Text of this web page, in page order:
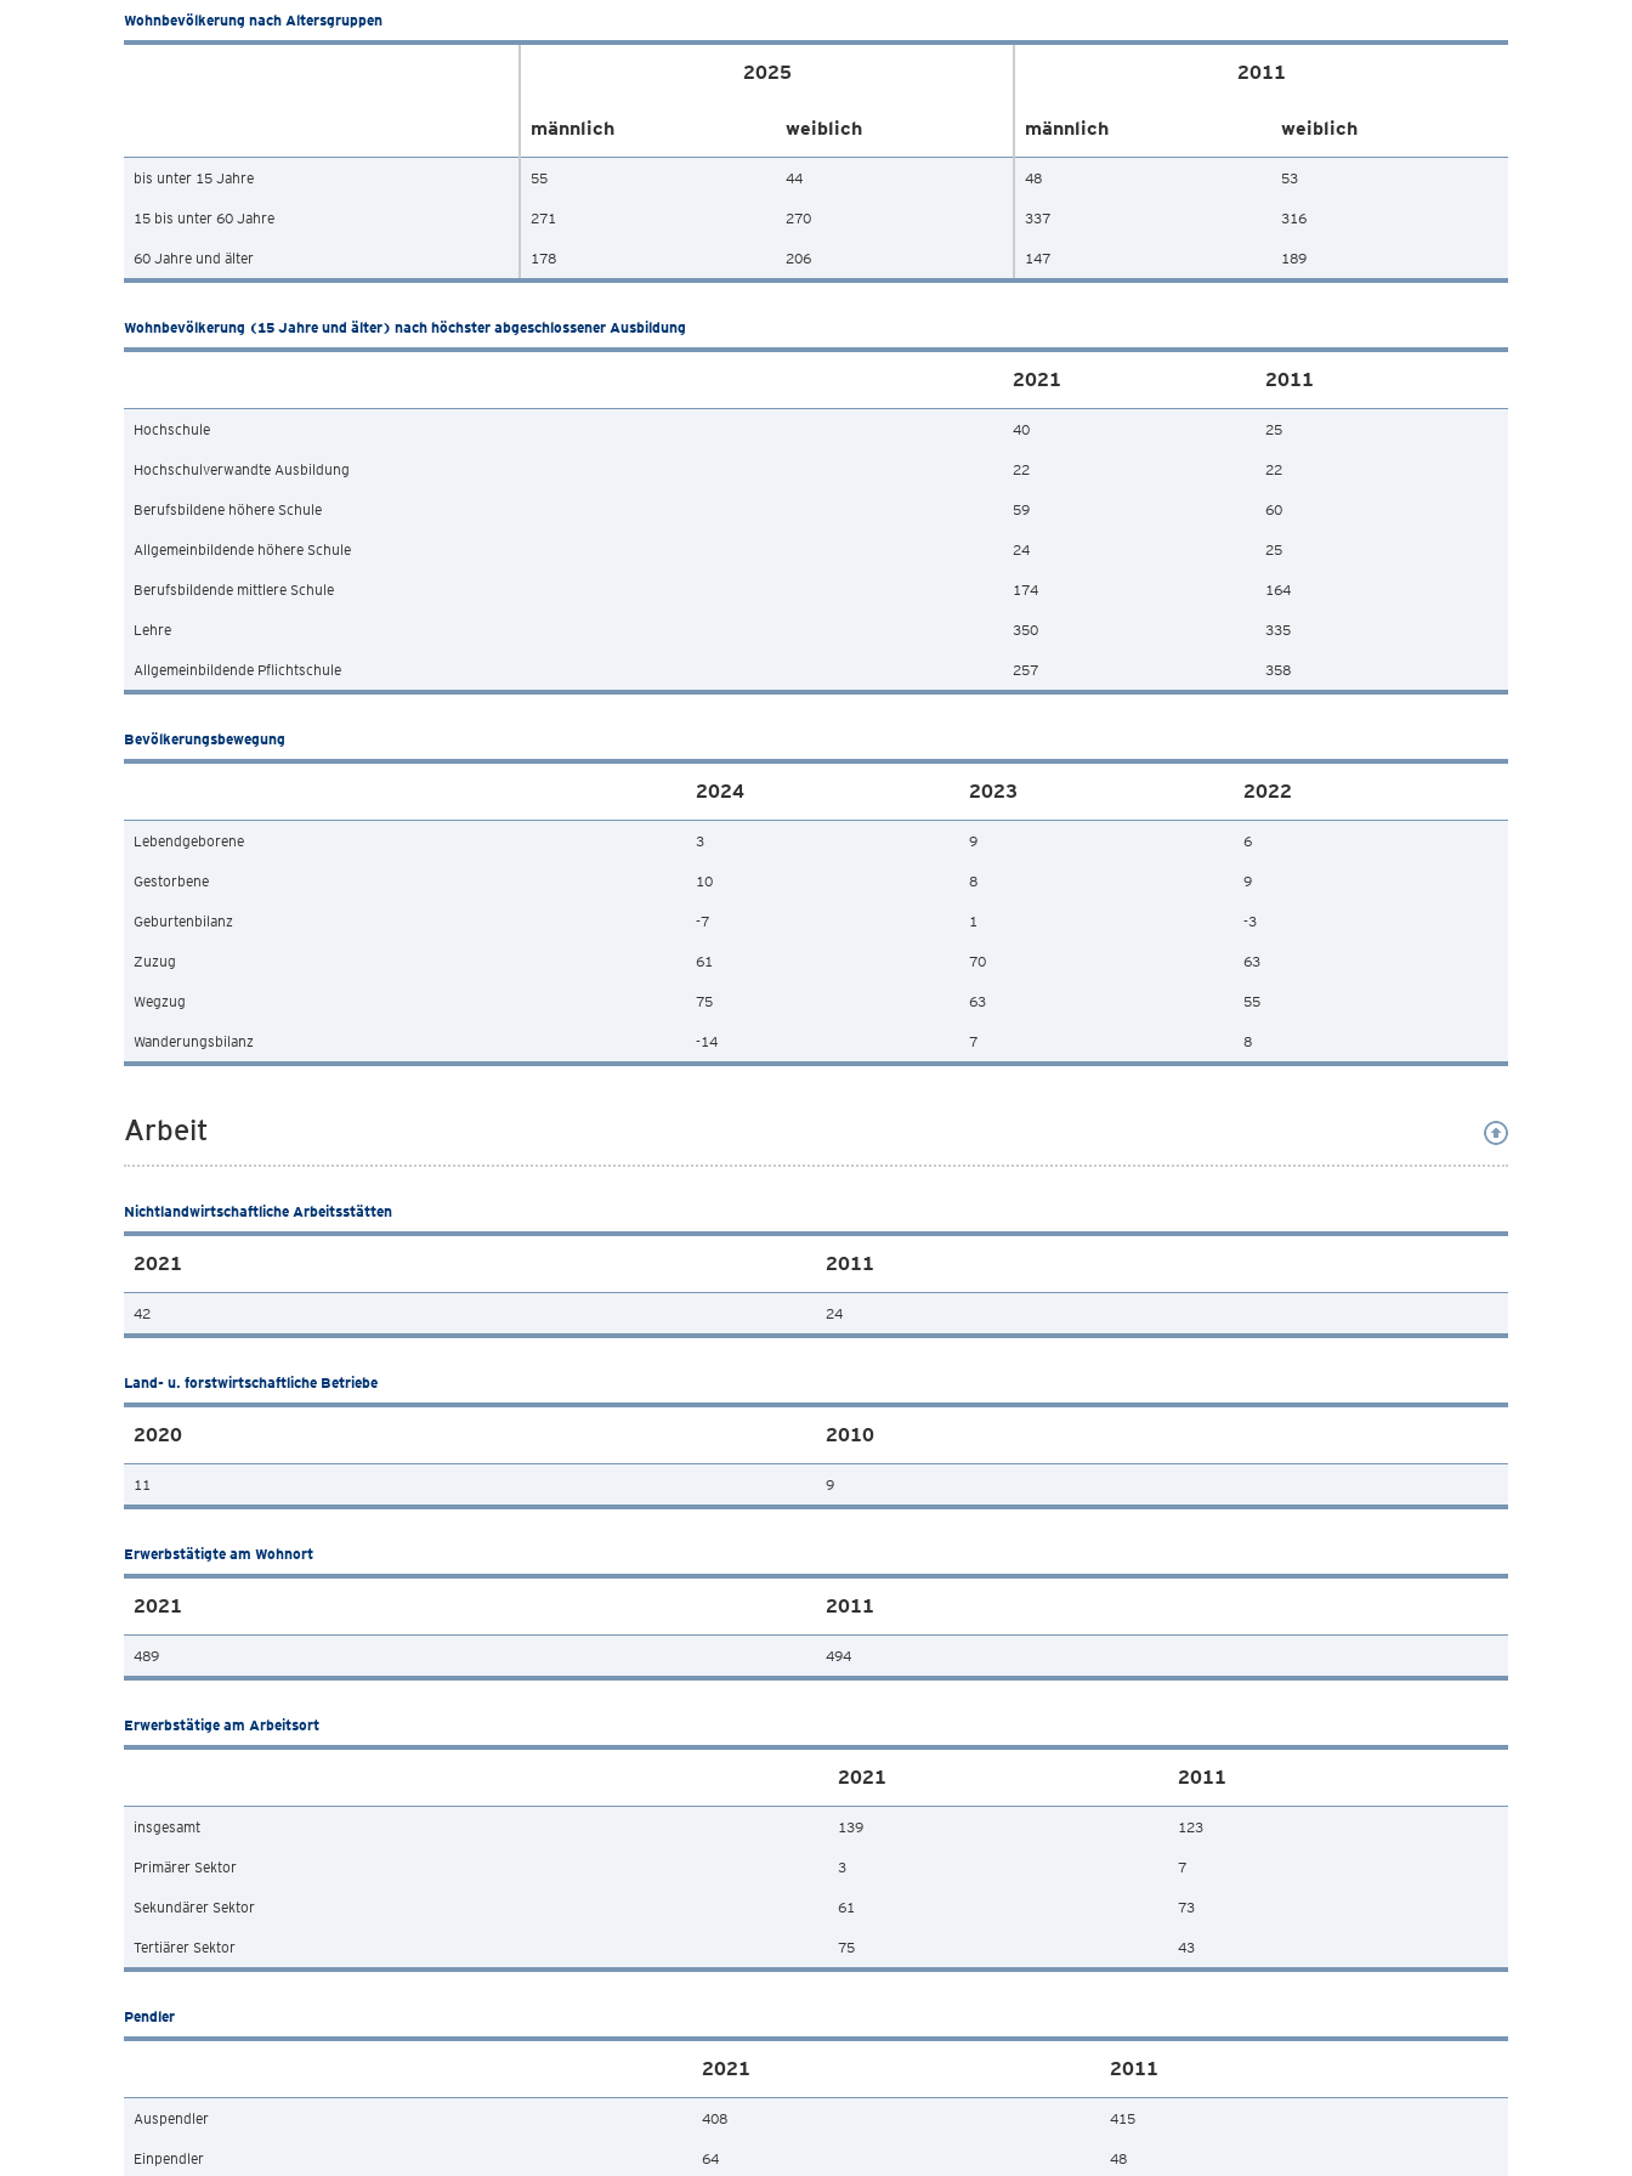
Wohnbevölkerung nach Altersgruppen
2025 2011
männlich weiblich männlich weiblich
bis unter 15 Jahre 55 44 48 53
15 bis unter 60 Jahre 271 270 337 316
60 Jahre und älter 178 206 147 189
Wohnbevölkerung (15 Jahre und älter) nach höchster abgeschlossener Ausbildung
2021 2011
Hochschule 40 25
Hochschulverwandte Ausbildung 22 22
Berufsbildene höhere Schule 59 60
Allgemeinbildende höhere Schule 24 25
Berufsbildende mittlere Schule 174 164
Lehre 350 335
Allgemeinbildende Pflichtschule 257 358
Bevölkerungsbewegung
2024 2023 2022
Lebendgeborene 3 9 6
Gestorbene 10 8 9
Geburtenbilanz -7 1 -3
Zuzug 61 70 63
Wegzug 75 63 55
Wanderungsbilanz -14 7 8
Arbeit
Nichtlandwirtschaftliche Arbeitsstätten
2021 2011
42 24
Land- u. forstwirtschaftliche Betriebe
2020 2010
11 9
Erwerbstätigte am Wohnort
2021 2011
489 494
Erwerbstätige am Arbeitsort
2021 2011
insgesamt 139 123
Primärer Sektor 3 7
Sekundärer Sektor 61 73
Tertiärer Sektor 75 43
Pendler
2021 2011
Auspendler 408 415
Einpendler 64 48